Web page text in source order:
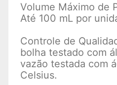
Volume Máximo de
Até 100 mL por
Controle de
bolha testado com
vazão testada com
Celsius.